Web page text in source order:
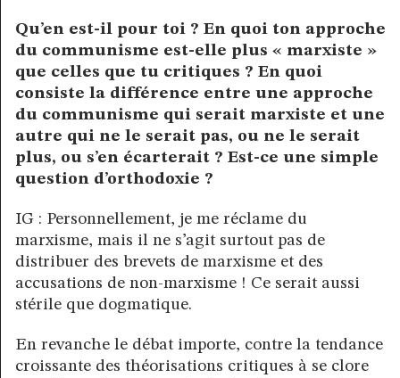
Qu’en est-il pour toi ? En quoi ton approche
du communisme est-elle plus « marxiste »
que celles que tu critiques ? En quoi
consiste la différence entre une approche
du communisme qui serait marxiste et une
autre qui ne le serait pas, ou ne le serait
plus, ou s’en écarterait ? Est-ce une simple
question d’orthodoxie ?
IG : Personnellement, je me réclame du
marxisme, mais il ne s’agit surtout pas de
distribuer des brevets de marxisme et des
accusations de non-marxisme ! Ce serait aussi
stérile que dogmatique.
En revanche le débat importe, contre la tendance
croissante des théorisations critiques à se clore